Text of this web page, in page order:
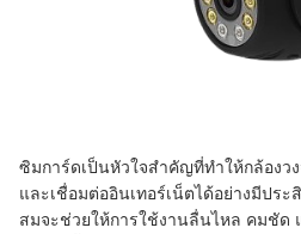
ซิมการ์ดเป็นหัวใจสำคัญที่ทำให้กล้องว
และเชื่อมต่ออินเทอร์เน็ตได้อย่างมีปร
สมจะช่วยให้การใช้งานลื่นไหล คมชัด